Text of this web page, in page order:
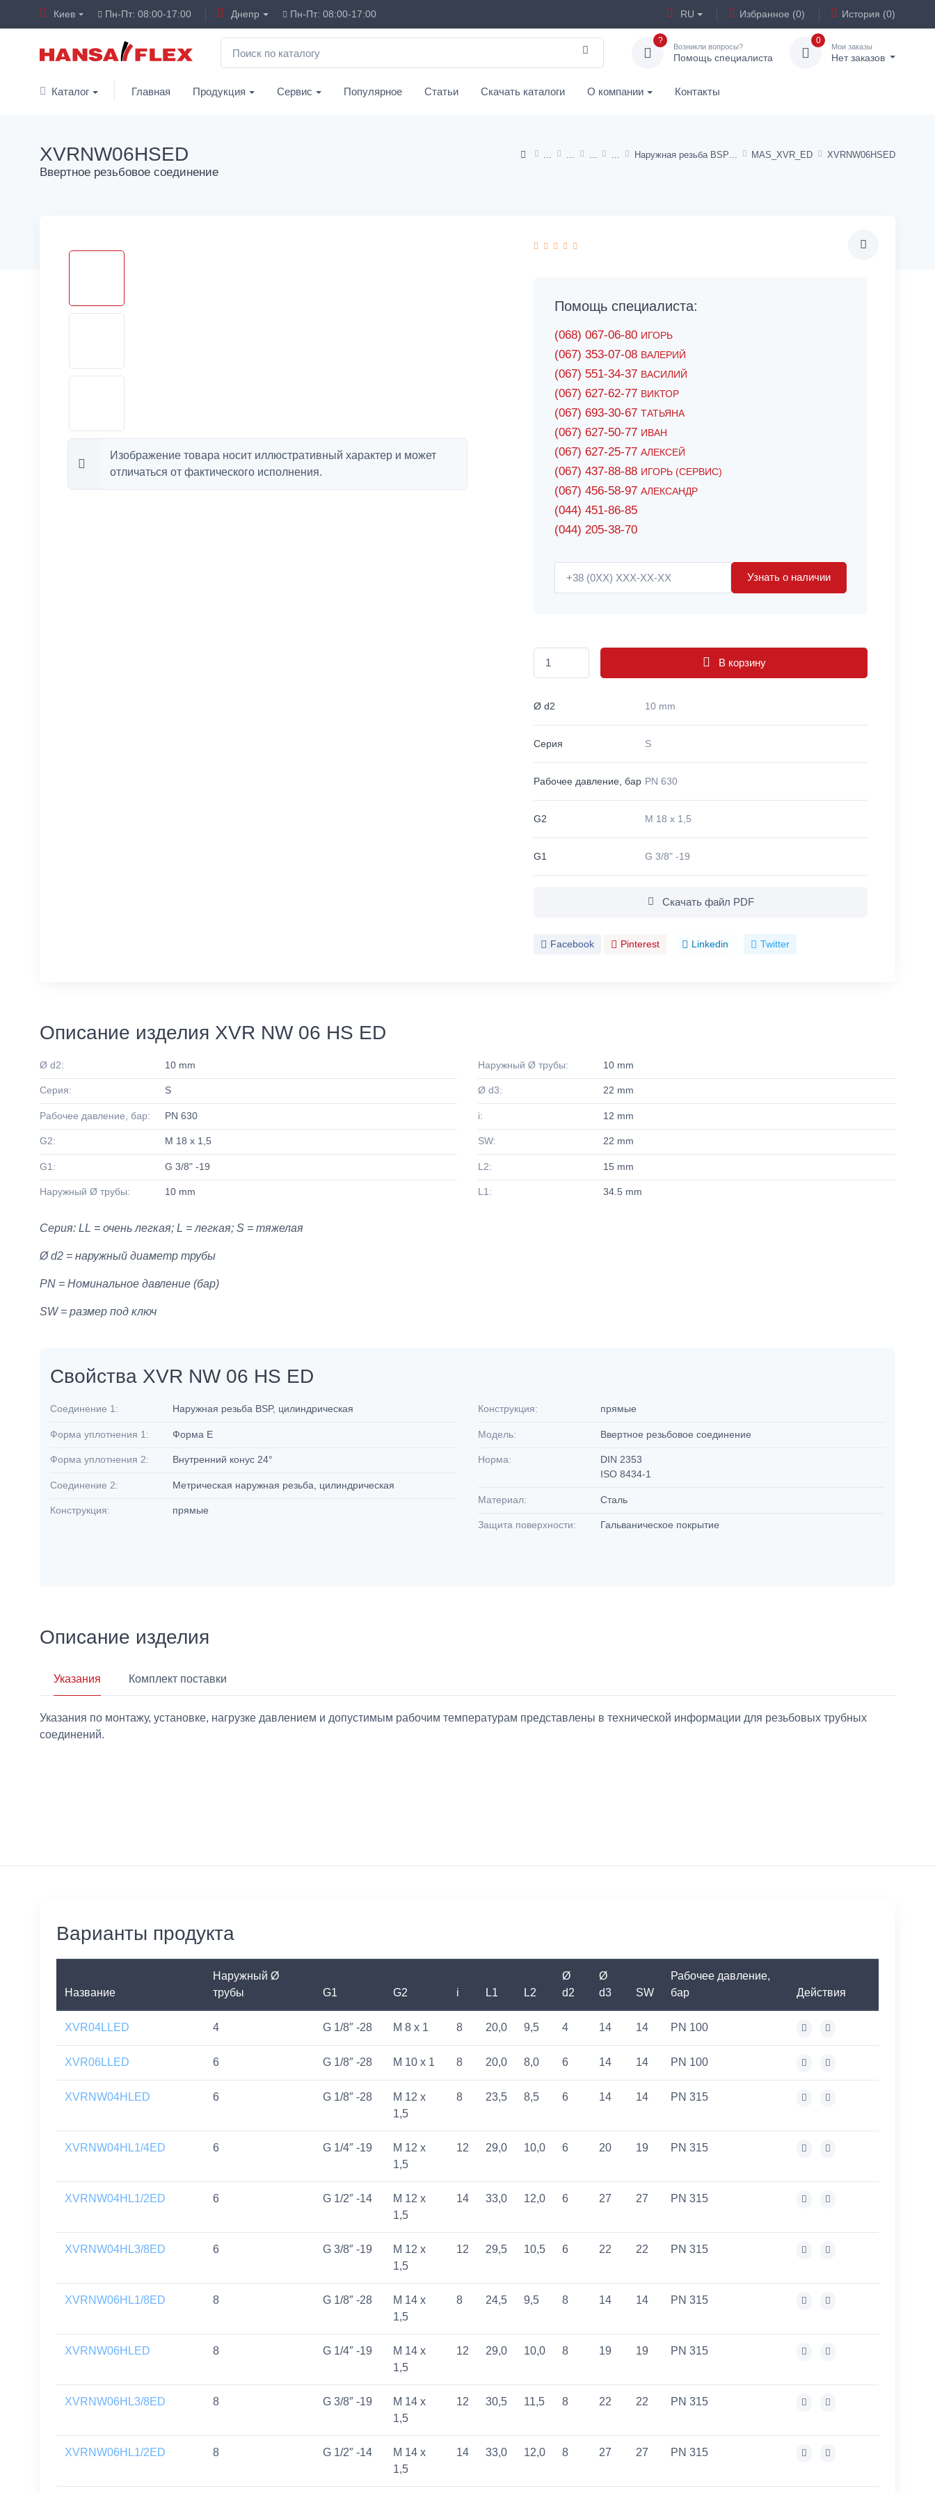
Киев Пн-Пт: 08:00-17:00 Днепр Пн-Пт: 08:00-17:00 RU Избранное (0) История (0)
?
Возникли вопросы?
Помощь специалиста
0
Мои заказы
Нет заказов
Каталог Главная Продукция Сервис Популярное Статьи Скачать каталоги О компании Контакты
Наружная резьба BSP MAS_XVR_ED XVRNW06HSED
XVRNW06HSED
Ввертное резьбовое соединение
Изображение товара носит иллюстративный характер и может
отличаться от фактического исполнения.
Помощь специалиста:
(068) 067-06-80 ИГОРЬ
(067) 353-07-08 ВАЛЕРИЙ
(067) 551-34-37 ВАСИЛИЙ
(067) 627-62-77 ВИКТОР
(067) 693-30-67 ТАТЬЯНА
(067) 627-50-77 ИВАН
(067) 627-25-77 АЛЕКСЕЙ
(067) 437-88-88 ИГОРЬ (СЕРВИС)
(067) 456-58-97 АЛЕКСАНДР
(044) 451-86-85
(044) 205-38-70
Узнать о наличии
В корзину
Ø d2 10 mm
Серия S
Рабочее давление, бар PN 630
G2 M 18 x 1,5
G1 G 3/8" -19
Скачать файл PDF
Facebook Pinterest Linkedin Twitter
Описание изделия XVR NW 06 HS ED
Ø d2: 10 mm
Серия: S
Рабочее давление, бар: PN 630
G2: M 18 x 1,5
G1: G 3/8" -19
Наружный Ø трубы: 10 mm
Наружный Ø трубы: 10 mm
Ø d3: 22 mm
i: 12 mm
SW: 22 mm
L2: 15 mm
L1: 34.5 mm
Серия: LL = очень легкая; L = легкая; S = тяжелая
Ø d2 = наружный диаметр трубы
PN = Номинальное давление (бар)
SW = размер под ключ
Свойства XVR NW 06 HS ED
Соединение 1: Наружная резьба BSP, цилиндрическая
Форма уплотнения 1: Форма E
Форма уплотнения 2: Внутренний конус 24°
Соединение 2: Метрическая наружная резьба, цилиндрическая
Конструкция: прямые
Конструкция: прямые
Модель: Ввертное резьбовое соединение
Норма:
DIN 2353
ISO 8434-1
Материал: Сталь
Защита поверхности: Гальваническое покрытие
Описание изделия
Указания Комплект поставки
Указания по монтажу, установке, нагрузке давлением и допустимым рабочим температурам представлены в технической информации для резьбовых трубных
соединений.
Варианты продукта
Название
Наружный Ø
трубы
G1 G2 i L1 L2
Ø
d2
Ø
d3
SW
Рабочее давление,
бар
Действия
XVR04LLED 4 G 1/8″ -28 M 8 x 1 8 20,0 9,5 4 14 14 PN 100
XVR06LLED 6 G 1/8″ -28 M 10 x 1 8 20,0 8,0 6 14 14 PN 100
XVRNW04HLED 6 G 1/8″ -28
M 12 x
1,5
8 23,5 8,5 6 14 14 PN 315
XVRNW04HL1/4ED 6 G 1/4″ -19
M 12 x
1,5
12 29,0 10,0 6 20 19 PN 315
XVRNW04HL1/2ED 6 G 1/2″ -14
M 12 x
1,5
14 33,0 12,0 6 27 27 PN 315
XVRNW04HL3/8ED 6 G 3/8″ -19
M 12 x
1,5
12 29,5 10,5 6 22 22 PN 315
XVRNW06HL1/8ED 8 G 1/8″ -28
M 14 x
1,5
8 24,5 9,5 8 14 14 PN 315
XVRNW06HLED 8 G 1/4″ -19
M 14 x
1,5
12 29,0 10,0 8 19 19 PN 315
XVRNW06HL3/8ED 8 G 3/8″ -19
M 14 x
1,5
12 30,5 11,5 8 22 22 PN 315
XVRNW06HL1/2ED 8 G 1/2″ -14
M 14 x
1,5
14 33,0 12,0 8 27 27 PN 315